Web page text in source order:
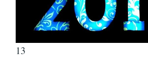
13